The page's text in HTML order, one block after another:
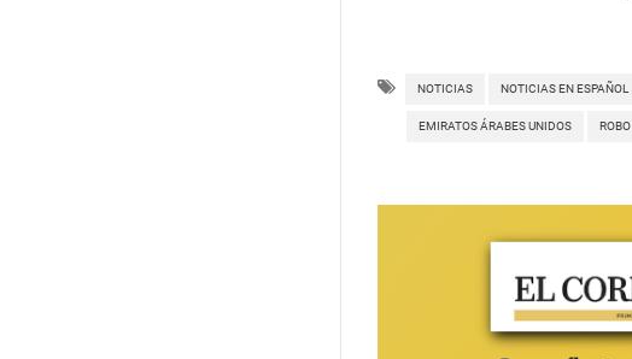
NOTICIAS NOTICIAS EN ESPAÑOL
EMIRATOS ÁRABES UNIDOS ROBO